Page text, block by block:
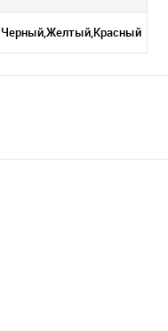
Черный,Желтый,Красный